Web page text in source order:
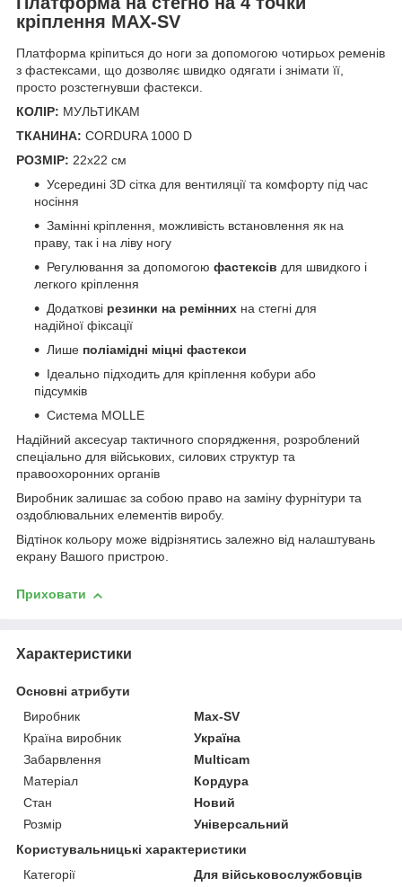
кріплення MAX-SV
Платформа кріпиться до ноги за допомогою чотирьох ременів
з фастексами, що дозволяє швидко одягати і знімати її,
просто розстегнувши фастекси.
КОЛІР: МУЛЬТИКАМ
ТКАНИНА: CORDURA 1000 D
РОЗМІР: 22х22 см
Усередині 3D сітка для вентиляції та комфорту під час
носіння
Замінні кріплення, можливість встановлення як на
праву, так і на ліву ногу
Регулювання за допомогою фастексів для швидкого і
легкого кріплення
Додаткові резинки на ремінних на стегні для
надійної фіксації
Лише поліамідні міцні фастекси
Ідеально підходить для кріплення кобури або
підсумків
Система MOLLE
Надійний аксесуар тактичного спорядження, розроблений
спеціально для військових, силових структур та
правоохоронних органів
Виробник залишає за собою право на заміну фурнітури та
оздоблювальних елементів виробу.
Відтінок кольору може відрізнятись залежно від налаштувань
екрану Вашого пристрою.
Приховати
Характеристики
Основні атрибути
Виробник
Max-SV
Країна виробник
Україна
Забарвлення
Multicam
Матеріал
Кордура
Стан
Новий
Розмір
Універсальний
Користувальницькі характеристики
Категорії
Для військовослужбовців